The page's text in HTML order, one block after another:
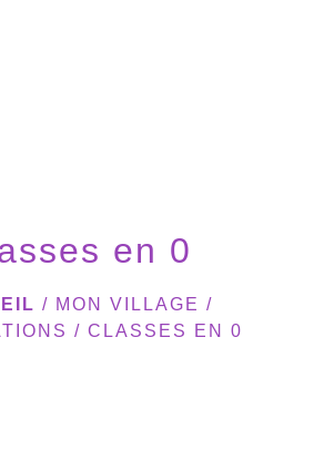
en 0
/ MON VILLAGE /
/ CLASSES EN 0